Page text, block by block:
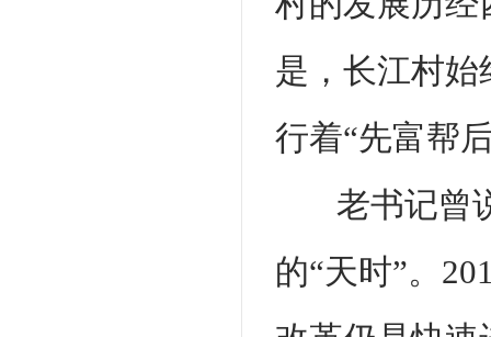
是，长江村始
行着“先富帮
老书记曾
的“天时”。